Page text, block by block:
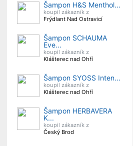
Šampon H&S Menthol...
koupil zákazník z
Frýdlant Nad Ostravicí
Šampon SCHAUMA
Eve...
koupil zákazník z
Klášterec nad Ohří
Šampon SYOSS Inten...
koupil zákazník z
Klášterec nad Ohří
Šampon HERBAVERA
K...
koupil zákazník z
Český Brod